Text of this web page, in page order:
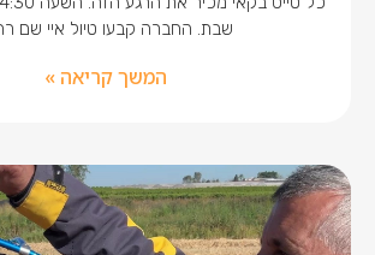
שבת. החברה קבעו טיול איי שם
המשך קריאה »